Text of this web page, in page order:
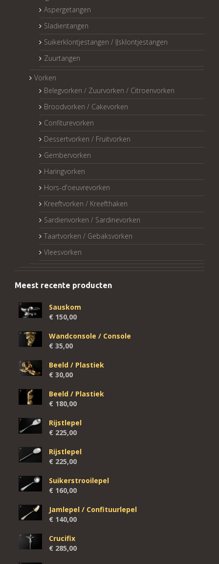
Aspergetangen
Sladientangen
Suikerklontjestangen / IJsklontjestangen
Zuurtangen
Vorken
Belegvorken / Zuurvorken / Citroenvorken
Broodvorken / Cakevorken
Confiturevorken
Dessertvorken / Fruitvorken
Gembervorken
Haringvorken
Hors-d'oeuvrevorken
Kreeftvorken / Kreefthaken
Sardienvorken / Sardinevorken
Taartvorken / Gebaksvorken
Vleesvorken
Meest recente producten
Sauskom
€ 150,00
Wandconsole / Console
€ 35,00
Beeld / Plastiek
€ 30,00
Beeld / Plastiek
€ 180,00
Rijstlepel
€ 225,00
Rijstlepel
€ 225,00
Suikerstrooilepel
€ 160,00
Jamlepel / Confituurlepel
€ 140,00
Crucifix
€ 285,00